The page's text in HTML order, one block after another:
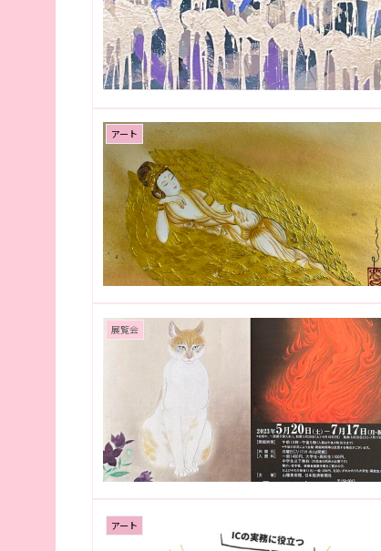
アート
展覧会
アート